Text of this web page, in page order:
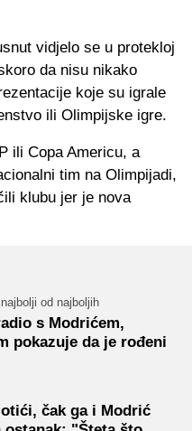
vidjelo se u protekloj
da nisu nikako
koje su igrale
ili Olimpijske igre.
ili Copa Americu, a
tim na Olimpijadi,
klubu jer je nova
od najboljih
s Modrićem,
pokazuje da je rođeni
čak ga i Modrić